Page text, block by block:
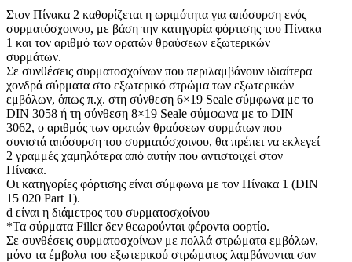
Στον Πίνακα 2 καθορίζεται η ωριμότητα για απόσυρση ενός
συρματόσχοινου, με βάση την κατηγορία φόρτισης του Πίνακα
1 και τον αριθμό των ορατών θραύσεων εξωτερικών
συρμάτων.
Σε συνθέσεις συρματοσχοίνων που περιλαμβάνουν ιδιαίτερα
χονδρά σύρματα στο εξωτερικό στρώμα των εξωτερικών
εμβόλων, όπως π.χ. στη σύνθεση 6×19 Seale σύμφωνα με το
DIN 3058 ή τη σύνθεση 8×19 Seale σύμφωνα με το DIN
3062, ο αριθμός των ορατών θραύσεων συρμάτων που
συνιστά απόσυρση του συρματόσχοινου, θα πρέπει να εκλεγεί
2 γραμμές χαμηλότερα από αυτήν που αντιστοιχεί στον
Πίνακα.
Οι κατηγορίες φόρτισης είναι σύμφωνα με τον Πίνακα 1 (DIN
15 020 Part 1).
d είναι η διάμετρος του συρματοσχοίνου
*Τα σύρματα Filler δεν θεωρούνται φέροντα φορτίο.
Σε συνθέσεις συρματοσχοίνων με πολλά στρώματα εμβόλων,
μόνο τα έμβολα του εξωτερικού στρώματος λαμβάνονται σαν